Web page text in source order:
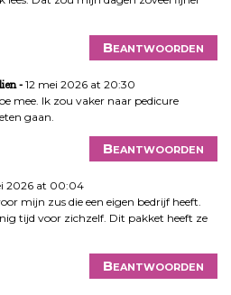
Beantwoorden
12 mei 2026 at 20:30
mee. Ik zou vaker naar pedicure
gaan.
Beantwoorden
2026 at 00:04
mijn zus die een eigen bedrijf heeft.
tijd voor zichzelf. Dit pakket heeft ze
Beantwoorden